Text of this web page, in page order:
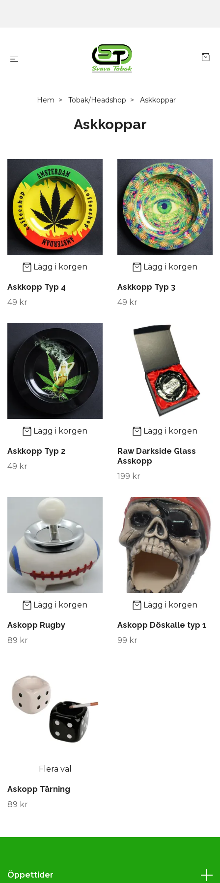
Hem Tobak/Headshop Askkoppar
Askkoppar
Lägg i korgen
Askkopp Typ 4
49 kr
Lägg i korgen
Askkopp Typ 3
49 kr
Lägg i korgen
Askkopp Typ 2
49 kr
Lägg i korgen
Raw Darkside Glass
Asskopp
199 kr
Lägg i korgen
Askopp Rugby
89 kr
Lägg i korgen
Askopp Döskalle typ 1
99 kr
Flera val
Askopp Tärning
89 kr
Öppettider